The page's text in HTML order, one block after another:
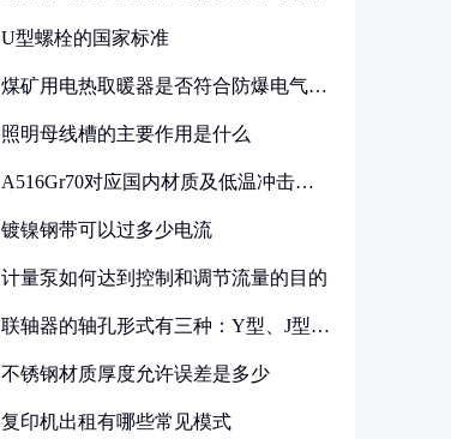
U型螺栓的国家标准
煤矿用电热取暖器是否符合防爆电气设
照明母线槽的主要作用是什么
A516Gr70对应国内材质及低温冲击要
镀镍钢带可以过多少电流
计量泵如何达到控制和调节流量的目的
联轴器的轴孔形式有三种：Y型、J型、
不锈钢材质厚度允许误差是多少
复印机出租有哪些常见模式